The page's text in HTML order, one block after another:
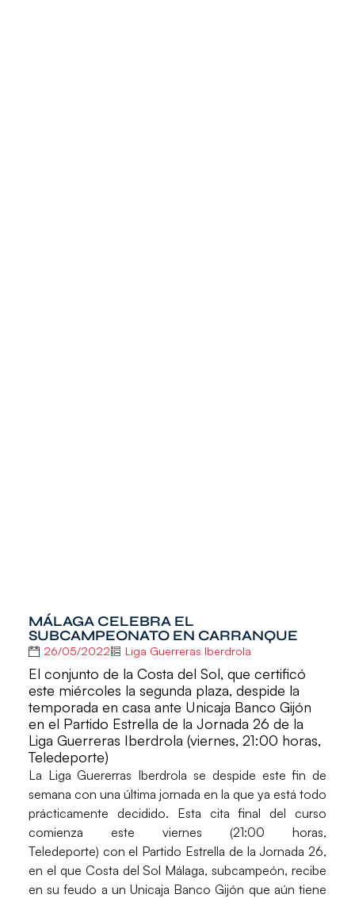
MÁLAGA CELEBRA EL
SUBCAMPEONATO EN CARRANQUE
26/05/2022 Liga Guerreras Iberdrola
El conjunto de la Costa del Sol, que certificó
este miércoles la segunda plaza, despide la
temporada en casa ante Unicaja Banco Gijón
en el Partido Estrella de la Jornada 26 de la
Liga Guerreras Iberdrola (viernes, 21:00 horas,
Teledeporte)
La Liga Guererras Iberdrola se despide este fin de
semana con una última jornada en la que ya está todo
prácticamente decidido. Esta cita final del curso
comienza este viernes (21:00 horas,
Teledeporte) con el Partido Estrella de la Jornada 26,
en el que Costa del Sol Málaga, subcampeón, recibe
en su feudo a un Unicaja Banco Gijón que aún tiene